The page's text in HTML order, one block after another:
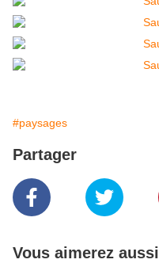
#paysages
Partager
Vous aimerez aussi